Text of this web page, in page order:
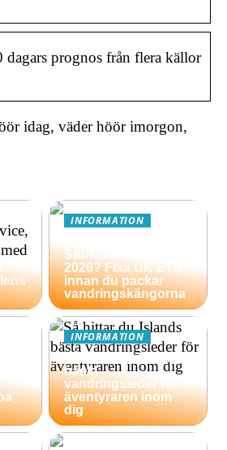
prognos från flera källor
idag, väder höör imorgon,
INFORMATION
Storbritannien
2026? Fixa UK ETA
innan du packar
vandringskängorna
INFORMATION
Så hittar du Islands
bästa
vandringsleder för
äventyraren inom
dig